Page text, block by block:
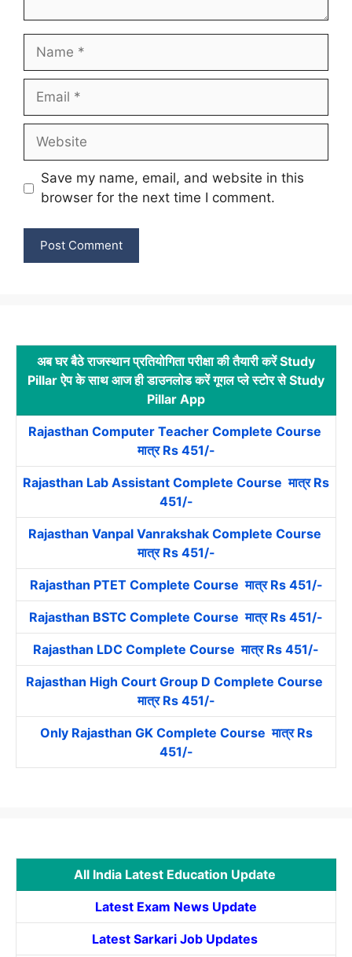
Name
Email
Website
Save my name, email, and website in this
browser for the next time I comment.
अब घर बैठे राजस्थान प्रतियोगिता परीक्षा की तैयारी करें Study
Pillar ऐप के साथ आज ही डाउनलोड करें गूगल प्ले स्टोर से Study
Pillar App
Rajasthan Computer Teacher Complete Course
मात्र Rs 451/-
Rajasthan Lab Assistant Complete Course मात्र Rs
451/-
Rajasthan Vanpal Vanrakshak Complete Course
मात्र Rs 451/-
Rajasthan PTET Complete Course मात्र Rs 451/-
Rajasthan BSTC Complete Course मात्र Rs 451/-
Rajasthan LDC Complete Course मात्र Rs 451/-
Rajasthan High Court Group D Complete Course
मात्र Rs 451/-
Only Rajasthan GK Complete Course मात्र Rs
451/-
All India Latest Education Update
Latest Exam News Update
Latest Sarkari Job Updates